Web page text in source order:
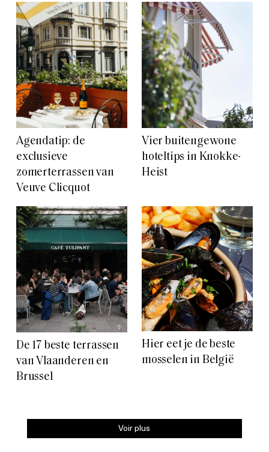
Agendatip: de
exclusieve
zomerterrassen van
Veuve Clicquot
Vier buitengewone
hoteltips in Knokke-
Heist
De 17 beste terrassen
van Vlaanderen en
Brussel
Hier eet je de beste
mosselen in België
Voir plus